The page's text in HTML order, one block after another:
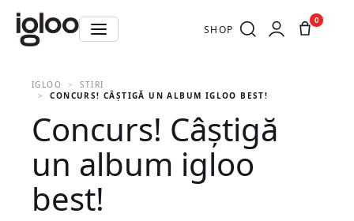
SHOP
0
IGLOO
STIRI
CONCURS! CÂŞTIGĂ UN ALBUM IGLOO BEST!
Concurs! Câştigă
un album igloo
best!